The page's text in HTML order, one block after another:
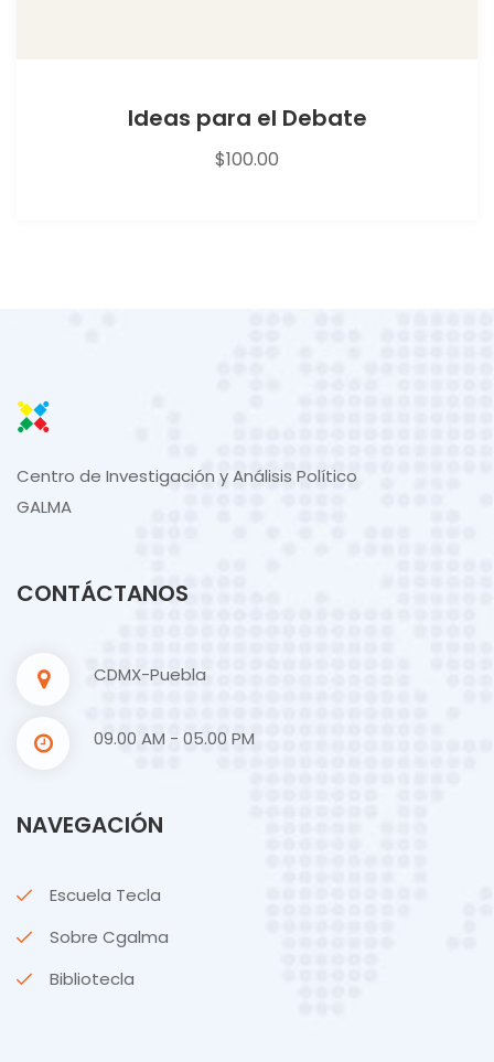
Ideas para el Debate
$100.00
Centro de Investigación y Análisis Político
GALMA
CONTÁCTANOS
CDMX-Puebla
09.00 AM - 05.00 PM
NAVEGACIÓN
Escuela Tecla
Sobre Cgalma
Bibliotecla